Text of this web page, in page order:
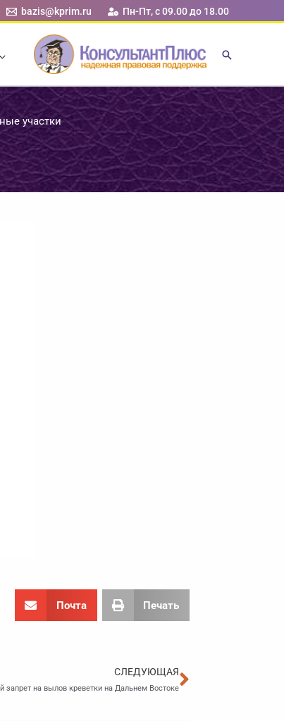
bazis@kprim.ru Пн-Пт, с 09.00 до 18.00
участки
Почта Печать
СЛЕДУЮЩАЯ
запрет на вылов креветки на Дальнем Востоке